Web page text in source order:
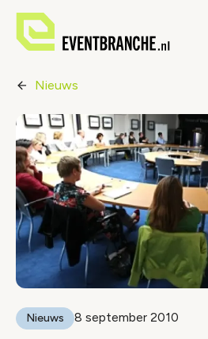
Nieuws
Nieuws 8 september 2010